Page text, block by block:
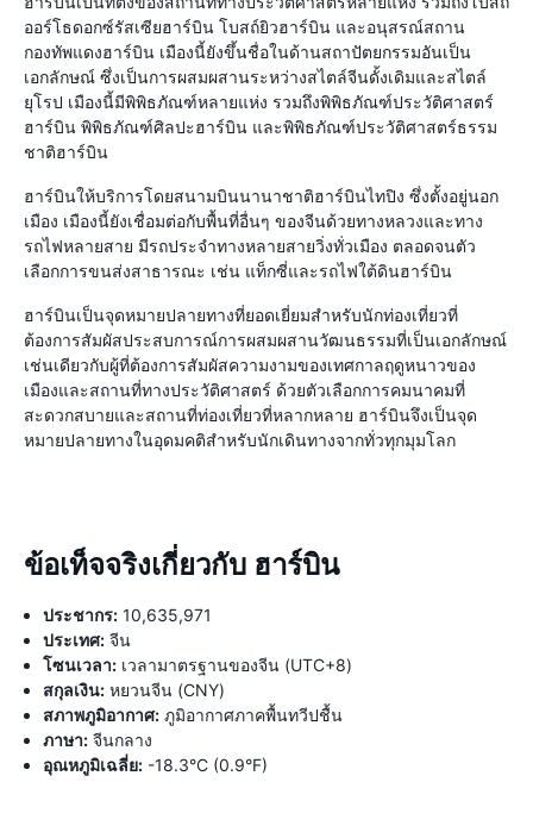
ออร์โธดอกซ์รัสเซียฮาร์บิน โบสถ์ยิวฮาร์บิน และอนุสรณ์สถาน
กองทัพแดงฮาร์บิน เมืองนี้ยังขึ้นชื่อในด้านสถาปัตยกรรมอันเป็น
เอกลักษณ์ ซึ่งเป็นการผสมผสานระหว่างสไตล์จีนดั้งเดิมและสไตล์
ยุโรป เมืองนี้มีพิพิธภัณฑ์หลายแห่ง รวมถึงพิพิธภัณฑ์ประวัติศาสตร์
ฮาร์บิน พิพิธภัณฑ์ศิลปะฮาร์บิน และพิพิธภัณฑ์ประวัติศาสตร์ธรรม
ชาติฮาร์บิน
ฮาร์บินให้บริการโดยสนามบินนานาชาติฮาร์บินไทปิง ซึ่งตั้งอยู่นอก
เมือง เมืองนี้ยังเชื่อมต่อกับพื้นที่อื่นๆ ของจีนด้วยทางหลวงและทาง
รถไฟหลายสาย มีรถประจำทางหลายสายวิ่งทั่วเมือง ตลอดจนตัว
เลือกการขนส่งสาธารณะ เช่น แท็กซี่และรถไฟใต้ดินฮาร์บิน
ฮาร์บินเป็นจุดหมายปลายทางที่ยอดเยี่ยมสำหรับนักท่องเที่ยวที่
ต้องการสัมผัสประสบการณ์การผสมผสานวัฒนธรรมที่เป็นเอกลักษณ์
เช่นเดียวกับผู้ที่ต้องการสัมผัสความงามของเทศกาลฤดูหนาวของ
เมืองและสถานที่ทางประวัติศาสตร์ ด้วยตัวเลือกการคมนาคมที่
สะดวกสบายและสถานที่ท่องเที่ยวที่หลากหลาย ฮาร์บินจึงเป็นจุด
หมายปลายทางในอุดมคติสำหรับนักเดินทางจากทั่วทุกมุมโลก
ข้อเท็จจริงเกี่ยวกับ ฮาร์บิน
ประชากร: 10,635,971
ประเทศ: จีน
โซนเวลา: เวลามาตรฐานของจีน (UTC+8)
สกุลเงิน: หยวนจีน (CNY)
สภาพภูมิอากาศ: ภูมิอากาศภาคพื้นทวีปชื้น
ภาษา: จีนกลาง
อุณหภูมิเฉลี่ย: -18.3°C (0.9°F)